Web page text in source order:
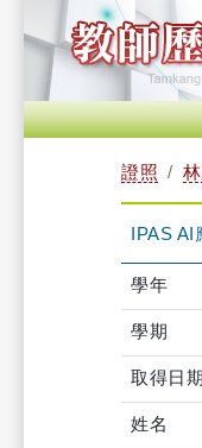
證照
IPAS AI
學年
學期
取得日期
姓名